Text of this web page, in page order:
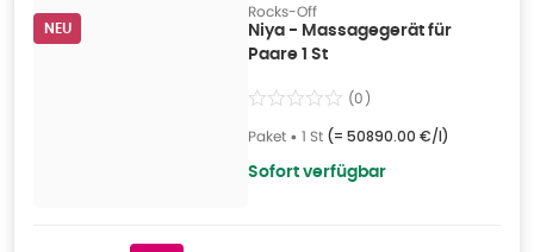
NEU
Rocks-Off
Niya - Massagegerät für
Paare 1 St
(0)
Paket • 1 St (= 50890.00 €/l)
Sofort verfügbar